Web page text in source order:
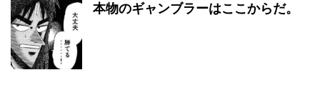
本物のギャンブラーはここからだ。